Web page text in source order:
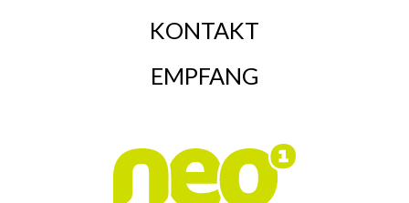
KONTAKT
EMPFANG